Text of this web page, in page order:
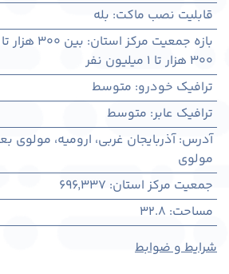
قابلیت نصب ماکت: بله
بازه جمعیت مرکز استان: بین ۳۰۰ هزار تا ۱ میلیون نفر
۳۰۰ هزار تا ۱ میلیون نفر
ترافیک خودرو: متوسط
ترافیک عابر: متوسط
آدرس:آذربايجان غربی، اروميه، مولوی
مولوی
جمعیت مرکز استان:
696,337
مساحت:
32.8
شرایط و ضوابط